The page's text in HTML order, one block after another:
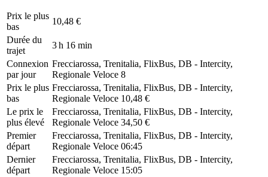
Prix ​​le plus
bas
10,48 €
Durée du
trajet
3 h 16 min
Connexion
par jour
Frecciarossa, Trenitalia, FlixBus, DB - Intercity,
Regionale Veloce 8
Prix ​​le plus
bas
Frecciarossa, Trenitalia, FlixBus, DB - Intercity,
Regionale Veloce 10,48 €
Le prix le
plus élevé
Frecciarossa, Trenitalia, FlixBus, DB - Intercity,
Regionale Veloce 34,50 €
Premier
départ
Frecciarossa, Trenitalia, FlixBus, DB - Intercity,
Regionale Veloce 06:45
Dernier
départ
Frecciarossa, Trenitalia, FlixBus, DB - Intercity,
Regionale Veloce 15:05